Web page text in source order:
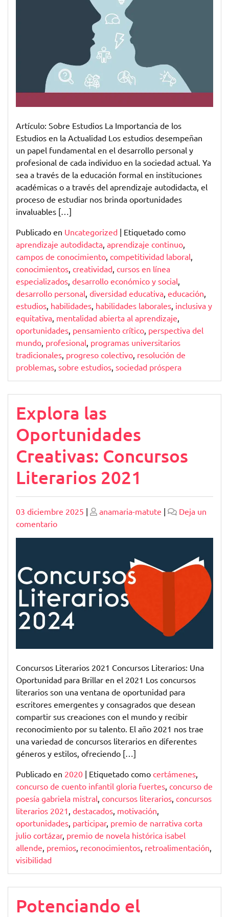
Artículo: Sobre Estudios La Importancia de los
Estudios en la Actualidad Los estudios desempeñan
un papel fundamental en el desarrollo personal y
profesional de cada individuo en la sociedad actual. Ya
sea a través de la educación formal en instituciones
académicas o a través del aprendizaje autodidacta, el
proceso de estudiar nos brinda oportunidades
invaluables […]
Publicado en Uncategorized | Etiquetado como
aprendizaje autodidacta aprendizaje continuo
campos de conocimiento competitividad laboral
conocimientos creatividad cursos en línea
especializados desarrollo económico y social
desarrollo personal diversidad educativa educación
estudios habilidades habilidades laborales inclusiva y
equitativa mentalidad abierta al aprendizaje
oportunidades pensamiento crítico perspectiva del
mundo profesional programas universitarios
tradicionales progreso colectivo resolución de
problemas sobre estudios sociedad próspera
Explora las
Oportunidades
Creativas: Concursos
Literarios 2021
Publicado
03 diciembre 2025 | Publicado
anamaria-matute |
Deja un
comentarioen
Creativas:
Concursos
Literarios
2021
Concursos Literarios 2021 Concursos Literarios: Una
Oportunidad para Brillar en el 2021 Los concursos
literarios son una ventana de oportunidad para
escritores emergentes y consagrados que desean
compartir sus creaciones con el mundo y recibir
reconocimiento por su talento. El año 2021 nos trae
una variedad de concursos literarios en diferentes
géneros y estilos, ofreciendo […]
Publicado en 2020 | Etiquetado como certámenes,
concurso de cuento infantil gloria fuertes, concurso de
poesía gabriela mistral, concursos literarios, concursos
literarios 2021 , destacados, motivación,
oportunidades, participar, premio de narrativa corta
julio cortázar, premio de novela histórica isabel
allende, premios, reconocimientos, retroalimentación,
visibilidad
Potenciando el